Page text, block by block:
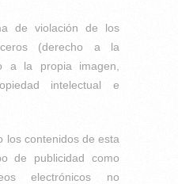
de violación de los
(derecho a la
a la propia imagen,
intelectual e
los contenidos de esta
de publicidad como
electrónicos no